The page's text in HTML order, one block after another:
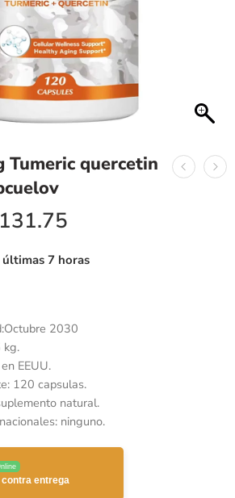
Tumeric quercetin
131.75
7 horas
Octubre 2030
EEUU.
120 capsulas.
natural.
ninguno.
entrega